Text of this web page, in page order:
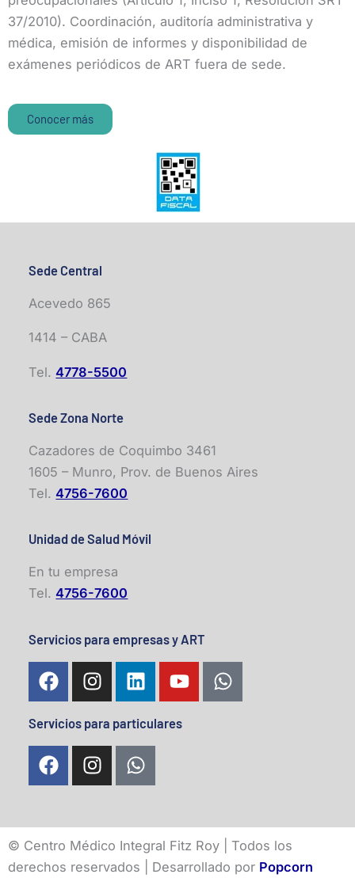
37/2010). Coordinación, auditoría administrativa y
médica, emisión de informes y disponibilidad de
exámenes periódicos de ART fuera de sede.
Conocer más
Sede Central
Acevedo 865
1414 – CABA
Tel.4778-5500
Sede Zona Norte
Cazadores de Coquimbo 3461
1605 – Munro, Prov. de Buenos Aires
Tel.4756-7600
Unidad de Salud Móvil
En tu empresa
Tel.4756-7600
Servicios para empresas y ART
F
a
e
b
o
o
I
n
t
a
g
r
m
L
i
k
e
d
i
Y
o
t
W
h
Servicios para particulares
F
a
b
o
o
I
n
a
g
r
W
h
s
a
p
© Centro Médico Integral Fitz Roy | Todos los
derechos reservados | Desarrollado por Popcorn